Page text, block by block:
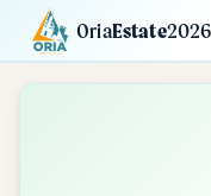
OriaEstate2026
Calendario Mostre